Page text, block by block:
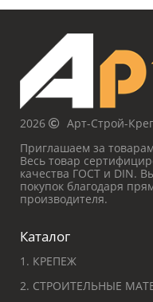
2026
Арт-Строй-
Приглашаем за
Весь товар
качества ГОСТ и DIN.
покупок благодаря
производителя.
Каталог
1. КРЕПЕЖ
2. СТРОИТЕЛЬНЫЕ